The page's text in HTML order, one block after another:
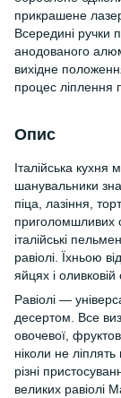
прикрашене
Всередині ручки
анодованого
вихідне
процес ліплення
Опис
Італійська кухня
шанувальники
піца, лазіння,
приголомшливих
італійські
равіолі. Їхньою
яйцях і оливковій
Равіолі —
десертом. Все
овочевої,
ніколи не
різні
великих